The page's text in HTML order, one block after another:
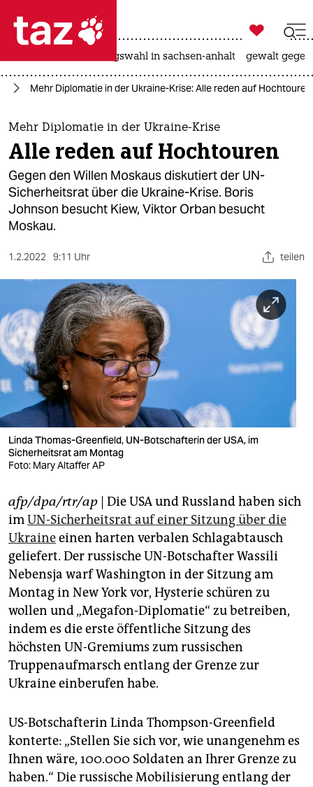
 taz zahl ich
taz zahl ich
themen
politik
öko
gesellschaft
kultur
sport
berlin
nord
wahrheit
verlag
verlag
veranstaltungen
fragen & hilfe
unterstützen
abo
genossenschaft
epaper login

taz zahl ich
landtagswahl in sachsen-anhalt gewalt
Mehr Diplomatie in der Ukraine-Krise: Alle reden auf Hochtouren
Mehr Diplomatie in der Ukraine-Krise
Alle reden auf Hochtouren
Gegen den Willen Moskaus diskutiert der UN-
Sicherheitsrat über die Ukraine-Krise. Boris
Johnson besucht Kiew, Viktor Orban besucht
Moskau.
1.2.2022 9:11 Uhr teilen
Linda Thomas-Greenfield, UN-Botschafterin der USA, im
Sicherheitsrat am Montag
Foto: Mary Altaffer AP
afp/dpa/rtr/ap | Die USA und Russland haben sich
imUN-Sicherheitsrat auf einer Sitzung über die
Ukraineeinen harten verbalen Schlagabtausch
geliefert. Der russische UN-Botschafter Wassili
Nebensja warf Washington in der Sitzung am
Montag in New York vor, Hysterie schüren zu
wollen und „Megafon-Diplomatie“ zu betreiben,
indem es die erste öffentliche Sitzung des
höchsten UN-Gremiums zum russischen
Truppenaufmarsch entlang der Grenze zur
Ukraine einberufen habe.
US-Botschafterin Linda Thompson-Greenfield
konterte: „Stellen Sie sich vor, wie unangenehm es
Ihnen wäre, 100.000 Soldaten an Ihrer Grenze zu
haben.“ Die russische Mobilisierung entlang der